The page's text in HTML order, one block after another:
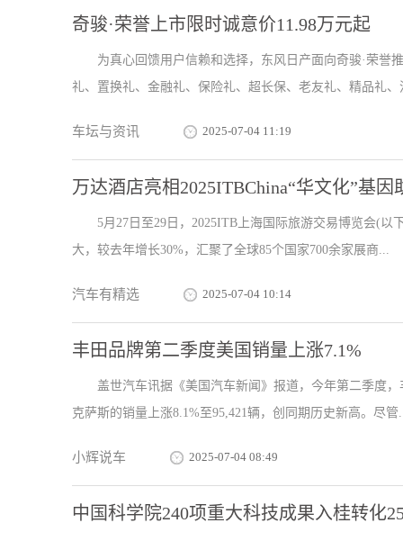
奇骏·荣誉上市限时诚意价11.98万元起
为真心回馈用户信赖和选择，东风日产面向奇骏·荣誉
礼、置换礼、金融礼、保险礼、超长保、老友礼、精品礼
车坛与资讯 2025-07-04 11:19
万达酒店亮相2025ITBChina“华文化”基
5月27日至29日，2025ITB上海国际旅游交易博览会(
大，较去年增长30%，汇聚了全球85个国家700余家展商...
汽车有精选 2025-07-04 10:14
丰田品牌第二季度美国销量上涨7.1%
盖世汽车讯据《美国汽车新闻》报道，今年第二季度
克萨斯的销量上涨8.1%至95,421辆，创同期历史新高。尽管
小辉说车 2025-07-04 08:49
中国科学院240项重大科技成果入桂转化